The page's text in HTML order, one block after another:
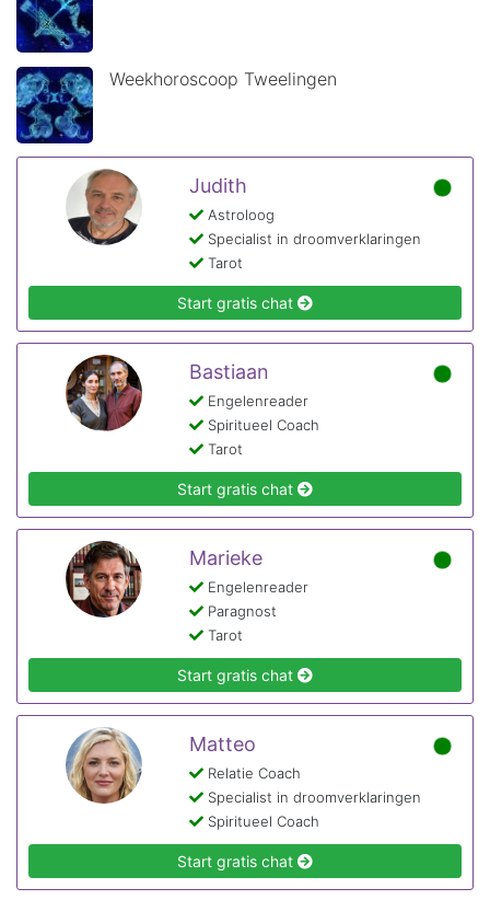
Weekhoroscoop Tweelingen
Judith
Astroloog
Specialist in droomverklaringen
Tarot
Start gratis chat
Bastiaan
Engelenreader
Spiritueel Coach
Tarot
Start gratis chat
Marieke
Engelenreader
Paragnost
Tarot
Start gratis chat
Matteo
Relatie Coach
Specialist in droomverklaringen
Spiritueel Coach
Start gratis chat